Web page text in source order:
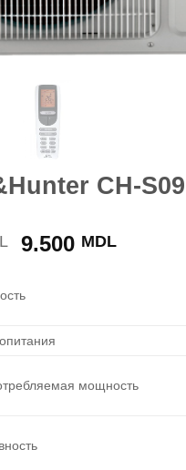
CH-
Prețul
a
9.500 MDLPrețul
мощность